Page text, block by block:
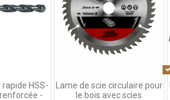
rapide HSS-
-
Lame de scie circulaire pour
le bois avec scies